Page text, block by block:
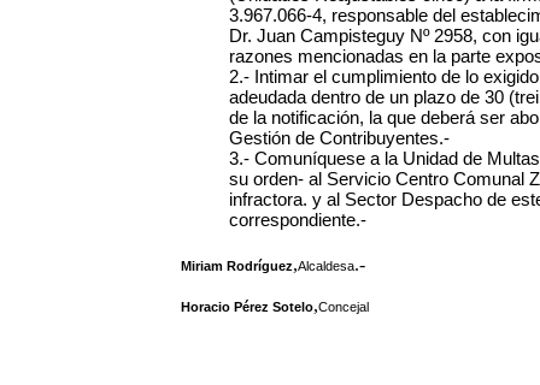
3.967.066-4, responsable del
Dr. Juan Campisteguy Nº 2958, con
razones mencionadas en la parte
2.- Intimar el cumplimiento de lo
adeudada dentro de un plazo de 30
de la notificación, la que deberá ser
Gestión de Contribuyentes.-
3.- Comuníquese a la Unidad de
su orden- al Servicio Centro Comunal
infractora. y al Sector Despacho de
correspondiente.-
Miriam Rodríguez,Alcaldesa.-
Horacio Pérez Sotelo,Concejal